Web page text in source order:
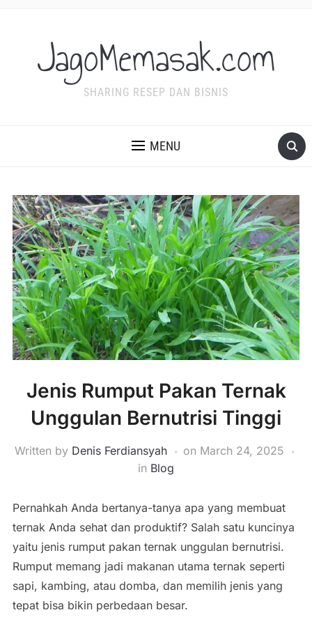
JagoMemasak.com
SHARING RESEP DAN BISNIS
MENU
Jenis Rumput Pakan Ternak
Unggulan Bernutrisi Tinggi
Written by Denis Ferdiansyah on March 24, 2025
in Blog
Pernahkah Anda bertanya-tanya apa yang membuat
ternak Anda sehat dan produktif? Salah satu kuncinya
yaitu jenis rumput pakan ternak unggulan bernutrisi.
Rumput memang jadi makanan utama ternak seperti
sapi, kambing, atau domba, dan memilih jenis yang
tepat bisa bikin perbedaan besar.